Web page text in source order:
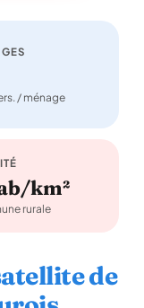
/ ménage
km²
rurale
de